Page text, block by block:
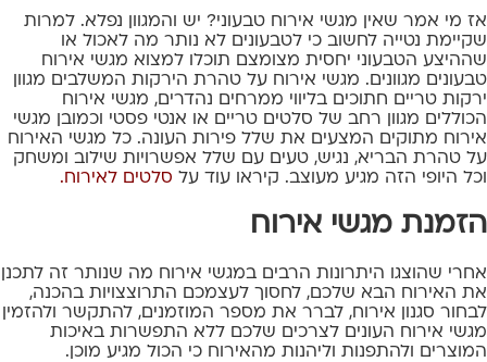
אז מי אמר שאין מגשי אירוח טבעוני? יש והמגוון נפלא. למרות
שקיימת נטייה לחשוב כי לטבעונים לא נותר מה לאכול או
שההיצע הטבעוני יחסית מצומצם תוכלו למצוא מגשי אירוח
טבעונים מגוונים. מגשי אירוח על טהרת הירקות המשלבים מגוון
ירקות טריים חתוכים בליווי ממרחים נהדרים, מגשי אירוח
הכוללים מגוון רחב של סלטים טריים או אנטי פסטי וכמובן מגשי
אירוח מתוקים המצעים את שלל פירות העונה. כל מגשי האירוח
על טהרת הבריא, נגיש, טעים עם שלל אפשרויות שילוב ומשחק
וכל היופי הזה מגיע מעוצב. קיראו עוד על סלטים לאירוח.
הזמנת מגשי אירוח
אחרי שהוצגו היתרונות הרבים במגשי אירוח מה שנותר זה לתכנן
את האירוח הבא שלכם, לחסוך לעצמכם התרוצצויות בהכנה,
לבחור סגנון אירוח, לברר את מספר המוזמנים, להתקשר ולהזמין
מגשי אירוח העונים לצרכים שלכם ללא התפשרות באיכות
המוצרים ולהתפנות וליהנות מהאירוח כי הכול מגיע מוכן.